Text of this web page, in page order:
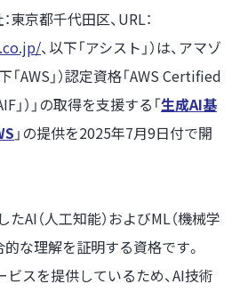
東京都千代田区、URL：
、以下「アシスト」）は、アマゾ
AWS」）認定資格「AWS Certified
」）」の取得を支援する「生成AI基
」の提供を2025年7月9日付で開
AI（人工知能）およびML（機械学
な理解を証明する資格です。
スを提供しているため、AI技術